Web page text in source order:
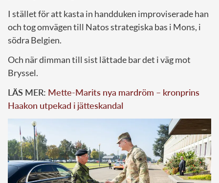
I stället för att kasta in handduken improviserade han
och tog omvägen till Natos strategiska bas i Mons, i
södra Belgien.
Och när dimman till sist lättade bar det i väg mot
Bryssel.
LÄS MER: Mette-Marits nya mardröm – kronprins
Haakon utpekad i jätteskandal